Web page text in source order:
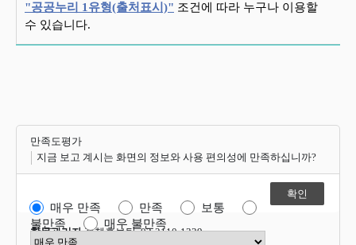
"공공누리 1유형(출처표시)" 조건에 따라 누구나 이용할
수 있습니다.
만족도평가
지금 보고 계시는 화면의 정보와 사용 편의성에 만족하십니까?
매우 만족 만족
보통
불만족
매우 불만족
만족도 점수 선택
항목관리자정책홍보팀 02-2110-1339